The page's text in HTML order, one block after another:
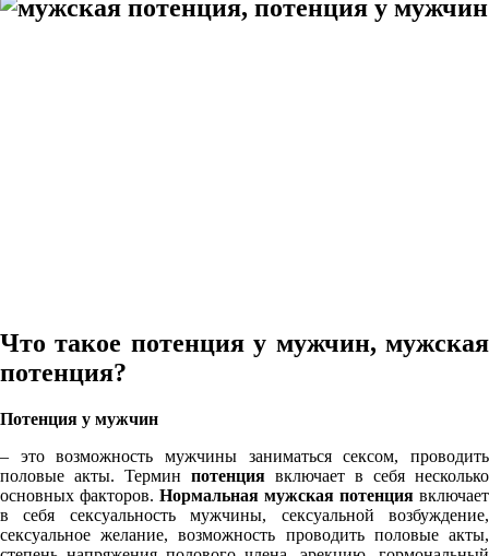
Что такое потенция у мужчин, мужская
потенция?
Потенция у мужчин
– это возможность мужчины заниматься сексом, проводить
половые акты. Термин потенция включает в себя несколько
основных факторов. Нормальная мужская потенция включает
в себя сексуальность мужчины, сексуальной возбуждение,
сексуальное желание, возможность проводить половые акты,